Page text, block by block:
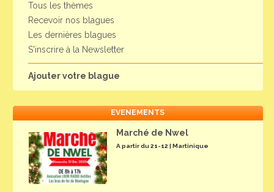
Tous les thèmes
Recevoir nos blagues
Les dernières blagues
S'inscrire à la Newsletter
Ajouter votre blague
EVENEMENTS
Marché de Nwel
A partir du 21-12 | Martinique